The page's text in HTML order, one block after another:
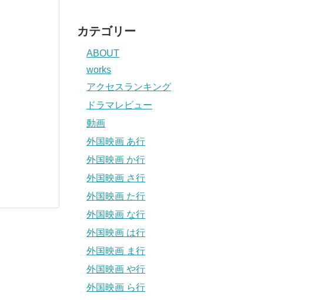
カテゴリー
ABOUT
works
アクセスランキング
ドラマレビュー
動画
外国映画 あ行
外国映画 か行
外国映画 さ行
外国映画 た行
外国映画 な行
外国映画 は行
外国映画 ま行
外国映画 や行
外国映画 ら行